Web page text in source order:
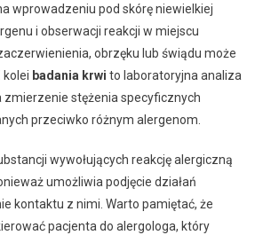
wprowadzeniu pod skórę niewielkiej
i obserwacji reakcji w miejscu
obrzęku lub świądu może
kolei badania krwi to laboratoryjna analiza
zmierzenie stężenia specyficznych
przeciwko różnym alergenom.
wywołujących reakcję alergiczną
umożliwia podjęcie działań
kontaktu z nimi. Warto pamiętać, że
pacjenta do alergologa, który